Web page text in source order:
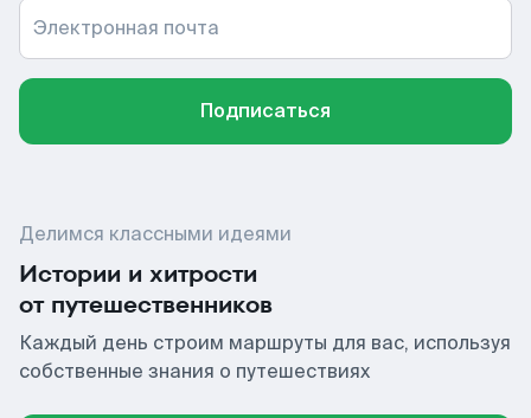
Электронная почта
Подписаться
Делимся классными идеями
Истории и хитрости
от путешественников
Каждый день строим маршруты для вас, используя
собственные знания о путешествиях